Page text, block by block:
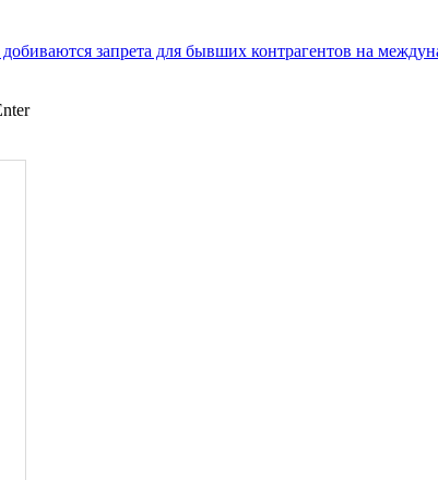
запрета для бывших контрагентов на